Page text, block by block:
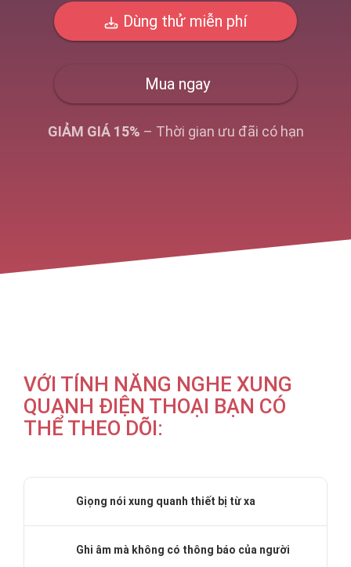
Dùng thử miễn phí
Mua ngay
GIẢM GIÁ 15% – Thời gian ưu đãi có hạn
VỚI TÍNH NĂNG NGHE XUNG
QUANH ĐIỆN THOẠI BẠN CÓ
THỂ THEO DÕI:
Giọng nói xung quanh thiết bị từ xa
Ghi âm mà không có thông báo của người